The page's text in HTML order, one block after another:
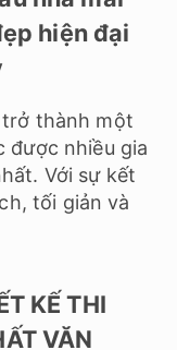
hiện đại
trở thành một
được nhiều gia
Với sự kết
tối giản và
KẾ THI
VĂN